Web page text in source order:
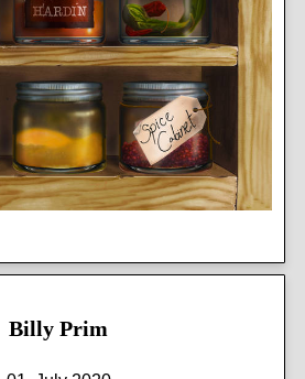
Billy Prim